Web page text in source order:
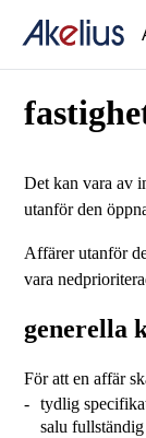
Det kan vara av
utanför den
Affärer utanför
vara
generella
För att en affär
tydlig
salu